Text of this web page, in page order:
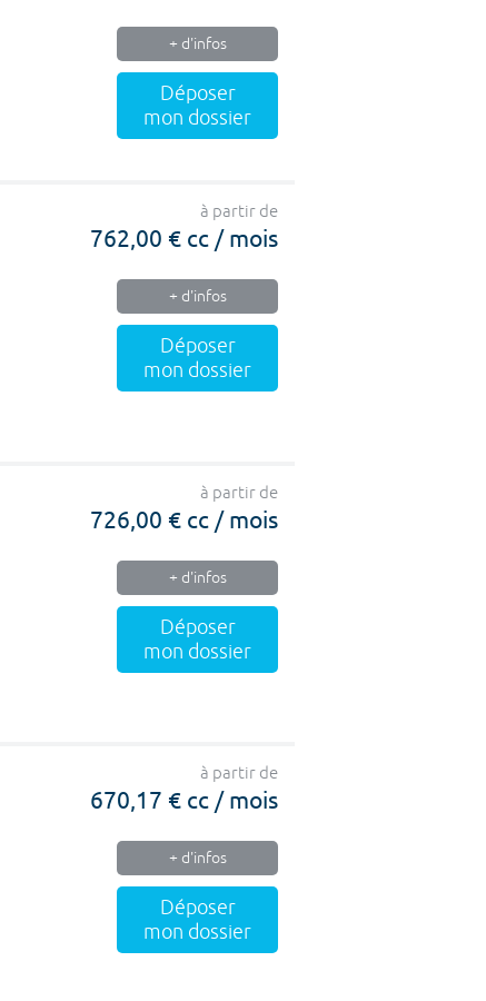
+ d'infos
Déposer
mon dossier
à partir de
762,00 € cc / mois
+ d'infos
Déposer
mon dossier
à partir de
726,00 € cc / mois
+ d'infos
Déposer
mon dossier
à partir de
670,17 € cc / mois
+ d'infos
Déposer
mon dossier